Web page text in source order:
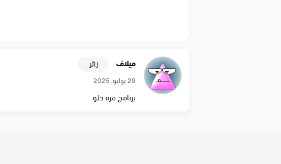
ميلاف زائر
29 يوليو، 2025
برنامج مره حلو